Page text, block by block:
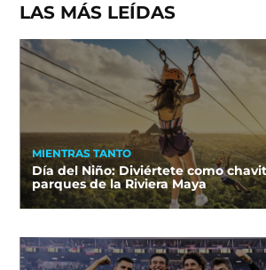
LAS MÁS LEÍDAS
MIENTRAS TANTO
Día del Niño: Diviértete como
parques de la Riviera Maya